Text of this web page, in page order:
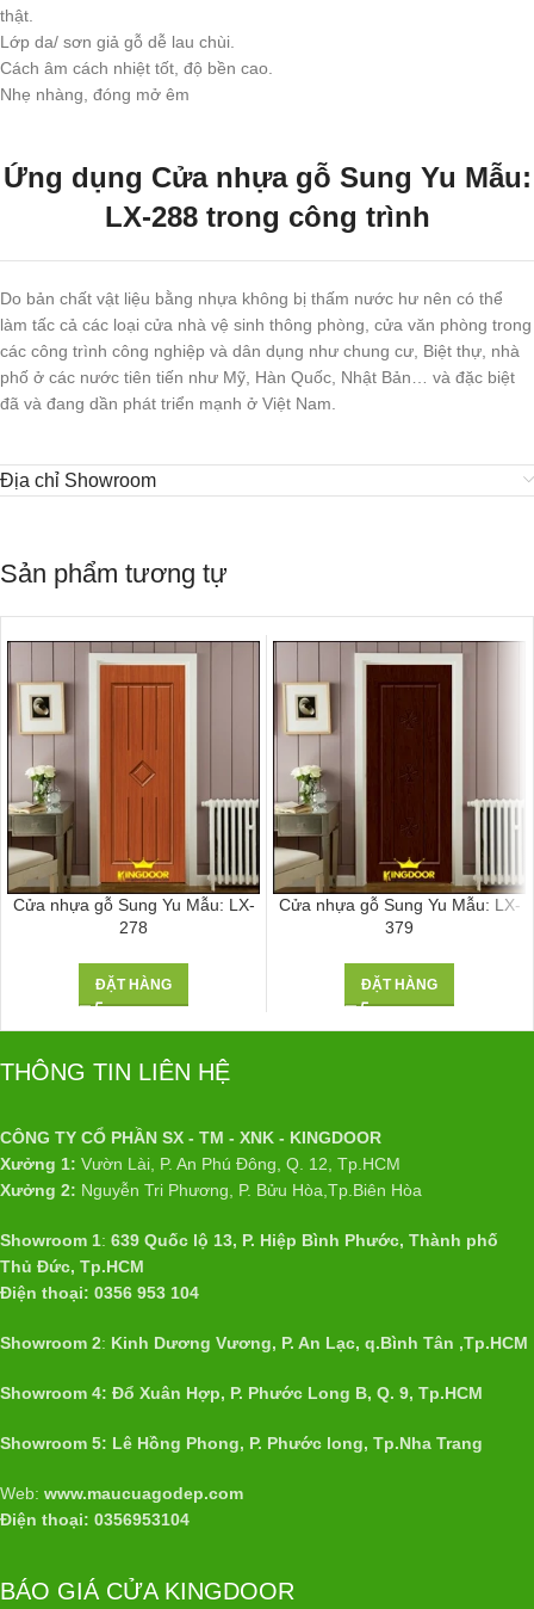
thật.
Lớp da/ sơn giả gỗ dễ lau chùi.
Cách âm cách nhiệt tốt, độ bền cao.
Nhẹ nhàng, đóng mở êm
Ứng dụng Cửa nhựa gỗ Sung Yu Mẫu:
LX-288 trong công trình
Do bản chất vật liệu bằng nhựa không bị thấm nước hư nên có thể
làm tấc cả các loại cửa nhà vệ sinh thông phòng, cửa văn phòng trong
các công trình công nghiệp và dân dụng như chung cư, Biệt thự, nhà
phố ở các nước tiên tiến như Mỹ, Hàn Quốc, Nhật Bản… và đặc biệt
đã và đang dần phát triển mạnh ở Việt Nam.
Địa chỉ Showroom
Sản phẩm tương tự
Cửa nhựa gỗ Sung Yu Mẫu: LX-
278
ĐẶT HÀNG
Cửa nhựa gỗ Sung Yu Mẫu: LX-
379
ĐẶT HÀNG
THÔNG TIN LIÊN HỆ
CÔNG TY CỔ PHẦN SX - TM - XNK - KINGDOOR
Xưởng 1: Vườn Lài, P. An Phú Đông, Q. 12, Tp.HCM
Xưởng 2: Nguyễn Tri Phương, P. Bửu Hòa,Tp.Biên Hòa
Showroom 1: 639 Quốc lộ 13, P. Hiệp Bình Phước, Thành phố
Thủ Đức, Tp.HCM
Điện thoại: 0356 953 104
Showroom 2: Kinh Dương Vương, P. An Lạc, q.Bình Tân ,Tp.HCM
Showroom 4: Đổ Xuân Hợp, P. Phước Long B, Q. 9, Tp.HCM
Showroom 5: Lê Hồng Phong, P. Phước long, Tp.Nha Trang
Web: www.maucuagodep.com
Điện thoại: 0356953104
BÁO GIÁ CỬA KINGDOOR